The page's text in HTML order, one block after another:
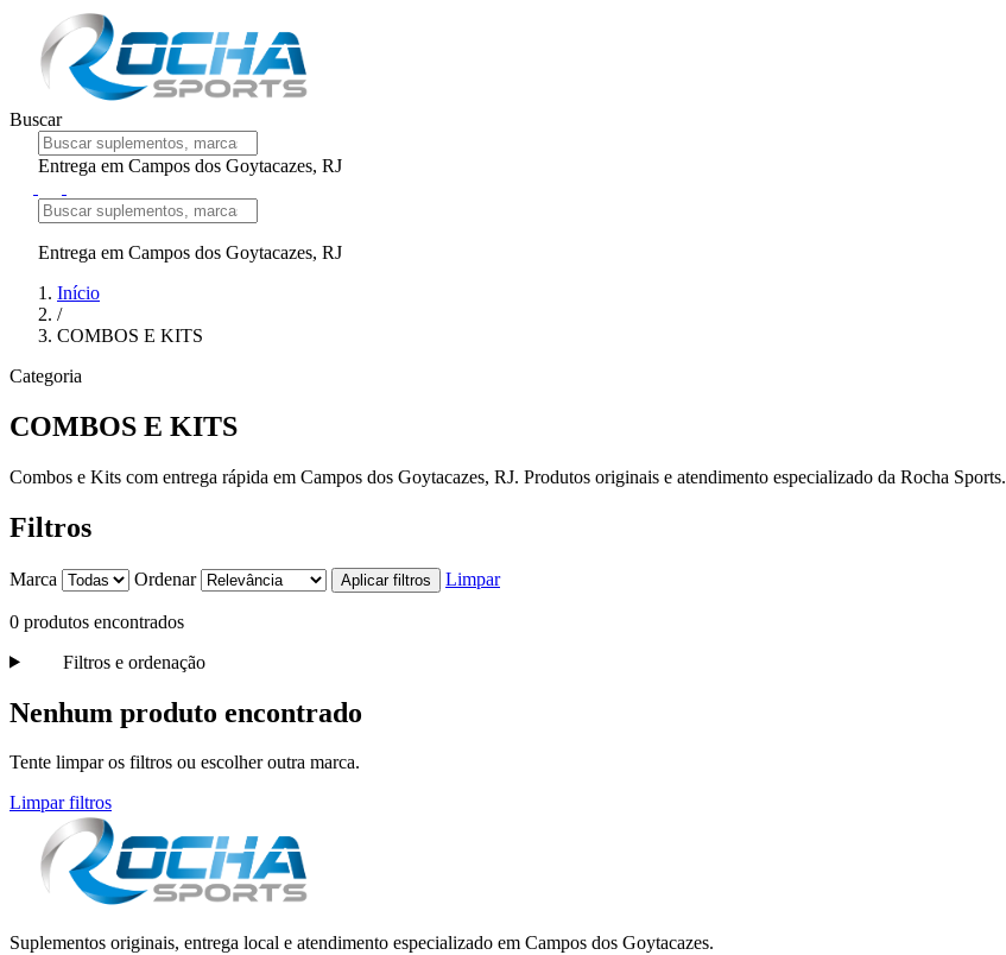
Buscar
Entrega em Campos dos Goytacazes, RJ
Entrega em Campos dos Goytacazes, RJ
Início
/
COMBOS E KITS
Categoria
COMBOS E KITS
Combos e Kits com entrega rápida em Campos dos Goytacazes, RJ. Produtos originais e atendimento especializado da Rocha Sports.
Filtros
Marca Ordenar Aplicar filtros Limpar
0 produtos encontrados
Filtros e ordenação
Nenhum produto encontrado
Tente limpar os filtros ou escolher outra marca.
Limpar filtros
Suplementos originais, entrega local e atendimento especializado em Campos dos Goytacazes.